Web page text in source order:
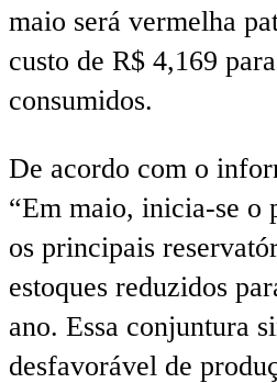
maio será vermelha
custo de R$ 4,169
consumidos.
De acordo com o
“Em maio, inicia-se o
os principais
estoques reduzidos
ano. Essa conjuntura
desfavorável de